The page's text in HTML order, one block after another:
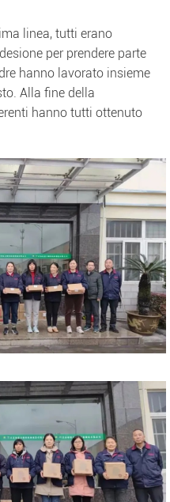
linea, tutti erano
per prendere parte
hanno lavorato insieme
Alla fine della
hanno tutti ottenuto